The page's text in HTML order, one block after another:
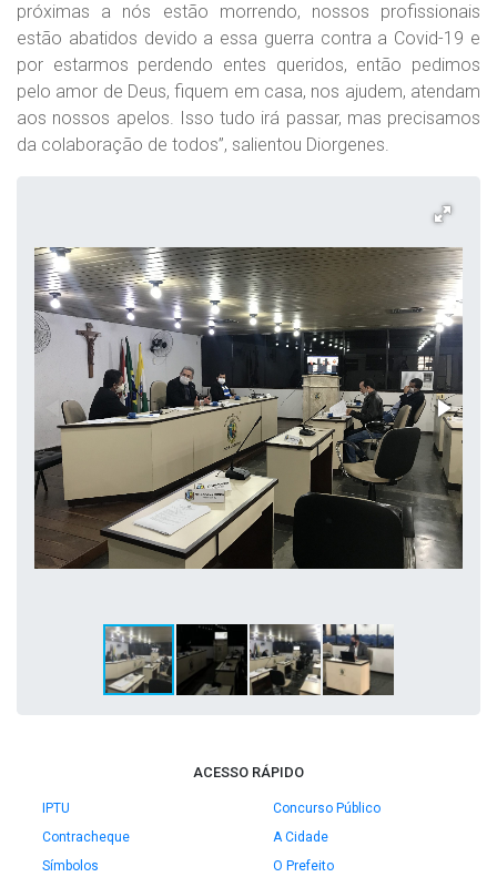
próximas a nós estão morrendo, nossos profissionais
estão abatidos devido a essa guerra contra a Covid-19 e
por estarmos perdendo entes queridos, então pedimos
pelo amor de Deus, fiquem em casa, nos ajudem, atendam
aos nossos apelos. Isso tudo irá passar, mas precisamos
da colaboração de todos”, salientou Diorgenes.
ACESSO RÁPIDO
IPTU
Concurso Público
Contracheque
A Cidade
Símbolos
O Prefeito